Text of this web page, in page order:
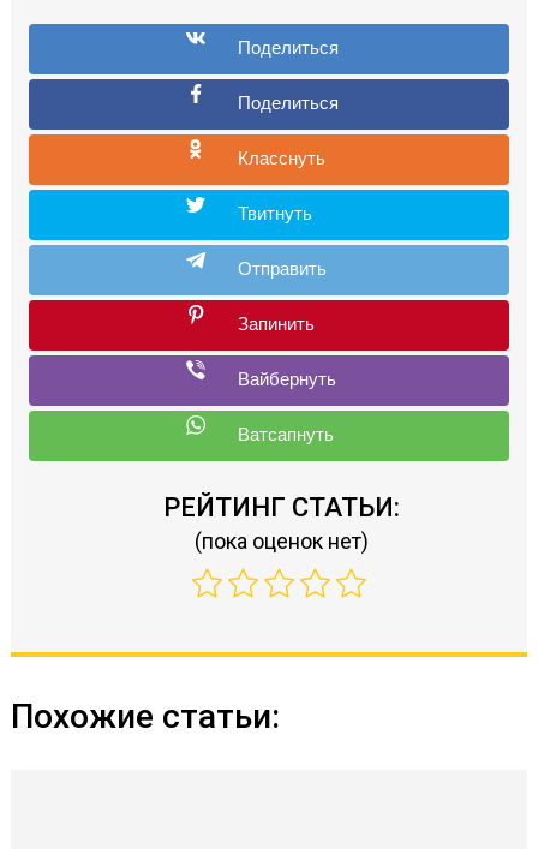
РЕЙТИНГ СТАТЬИ:
(пока оценок нет)
Похожие статьи: